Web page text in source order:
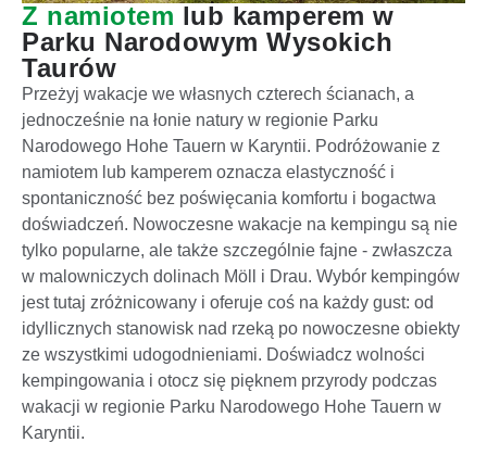
Z namiotem lub kamperem w
Parku Narodowym Wysokich
Taurów
Przeżyj wakacje we własnych czterech ścianach, a
jednocześnie na łonie natury w regionie Parku
Narodowego Hohe Tauern w Karyntii. Podróżowanie z
namiotem lub kamperem oznacza elastyczność i
spontaniczność bez poświęcania komfortu i bogactwa
doświadczeń. Nowoczesne wakacje na kempingu są nie
tylko popularne, ale także szczególnie fajne - zwłaszcza
w malowniczych dolinach Möll i Drau. Wybór kempingów
jest tutaj zróżnicowany i oferuje coś na każdy gust: od
idyllicznych stanowisk nad rzeką po nowoczesne obiekty
ze wszystkimi udogodnieniami. Doświadcz wolności
kempingowania i otocz się pięknem przyrody podczas
wakacji w regionie Parku Narodowego Hohe Tauern w
Karyntii.